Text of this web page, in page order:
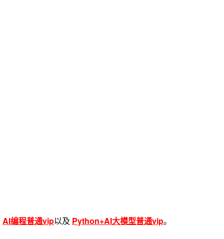
AI编程普通vip以及 Python+AI大模型普通vip。